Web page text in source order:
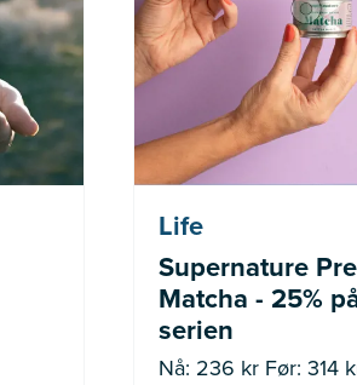
Life
Supernature
Matcha - 25%
serien
Nå: 236 kr Før: 314